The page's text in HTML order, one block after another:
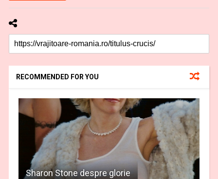
RECOMMENDED FOR YOU
Sharon Stone despre glorie